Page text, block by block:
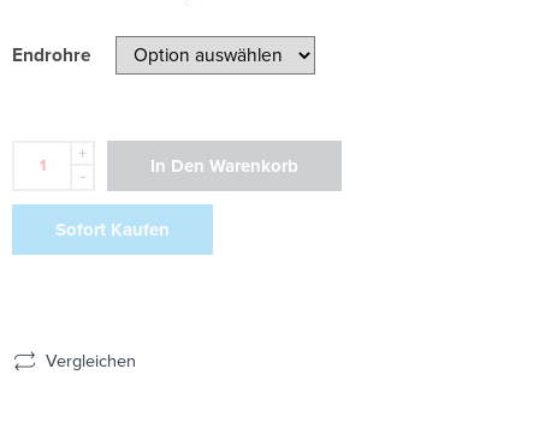
Endrohre
+
-
In Den Warenkorb
Sofort Kaufen
Vergleichen